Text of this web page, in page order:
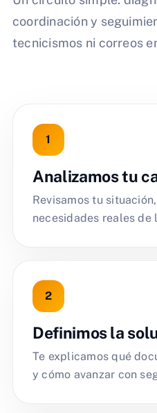
coordinación y
tecnicismos ni correos
Analizamos tu
Revisamos tu
necesidades reales de
Definimos la
Te explicamos qué
y cómo avanzar con